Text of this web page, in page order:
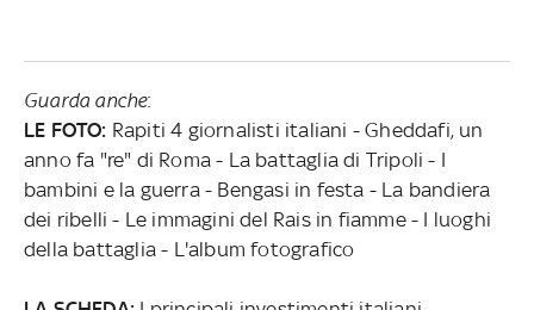
Guarda anche:
LE FOTO: Rapiti 4 giornalisti italiani - Gheddafi, un
anno fa "re" di Roma - La battaglia di Tripoli - I
bambini e la guerra - Bengasi in festa - La bandiera
dei ribelli - Le immagini del Rais in fiamme - I luoghi
della battaglia - L'album fotografico